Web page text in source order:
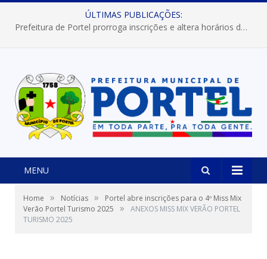
ÚLTIMAS PUBLICAÇÕES:
Prefeitura de Portel prorroga inscrições e altera horários dos concursos “Musa” e “Miss Mix Verão 2026”
MENU
Home » Notícias »
Portel abre inscrições para o 4º Miss Mix
Verão Portel Turismo 2025
»
ANEXOS MISS MIX VERÃO PORTEL
TURISMO 2025